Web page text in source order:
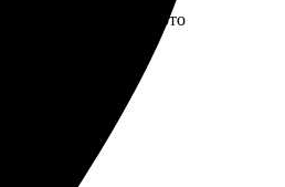
работа, готовые фото